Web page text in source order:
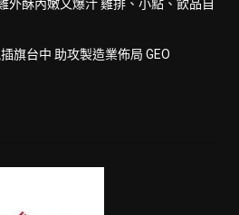
外酥內嫩又爆汁 雞排、小點、飲品自
旗台中 助攻製造業佈局 GEO